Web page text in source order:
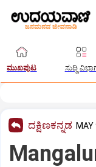
ಮುಖಪುಟ ಸುದ್ದಿ
ದಕ್ಷಿಣಕನ್ನಡ